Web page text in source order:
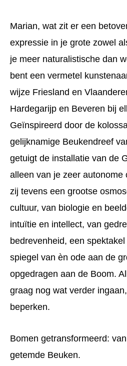
Marian, wat zit er een
expressie in je grote zowel
je meer naturalistische dan
bent een vermetel
wijze Friesland en
Hardegarijp en Beveren bij
Geïnspireerd door de
gelijknamige Beukendreef
getuigt de installatie van de
alleen van je zeer autonome
zij tevens een grootse
cultuur, van biologie en
intuïtie en intellect, van
bedrevenheid, een
spiegel van èn ode aan de
opgedragen aan de Boom.
graag nog wat verder
beperken.
Bomen getransformeerd:
getemde Beuken.